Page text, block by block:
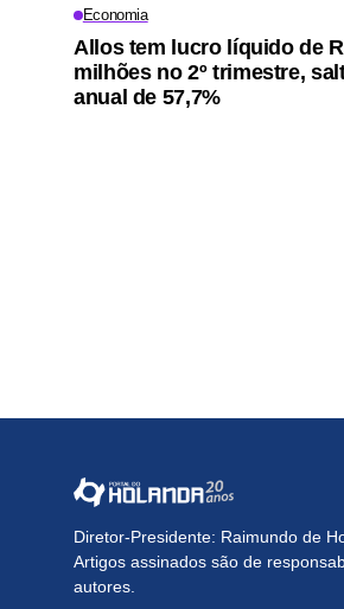
Economia
Allos tem lucro líquido de
milhões no 2º trimestre,
anual de 57,7%
Diretor-Presidente: Raimundo de
Artigos assinados são de
autores.